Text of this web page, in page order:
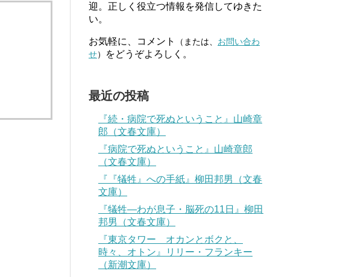
迎。正しく役立つ情報を発信してゆきた
い。
お気軽に、コメント （または、 お問い合わ
せ） をどうぞよろしく。
最近の投稿
『続・病院で死ぬということ』山崎章
郎（文春文庫）
『病院で死ぬということ』山崎章郎
（文春文庫）
『『犠牲』への手紙』柳田邦男（文春
文庫）
『犠牲―わが息子・脳死の11日』柳田
邦男（文春文庫）
『東京タワー オカンとボクと、
時々、オトン』リリー・フランキー
（新潮文庫）